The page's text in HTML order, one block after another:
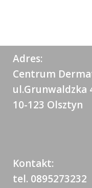
Adres:
Centrum
ul.Grunwaldzka
10-123 Olsztyn
Kontakt:
tel. 0895273232